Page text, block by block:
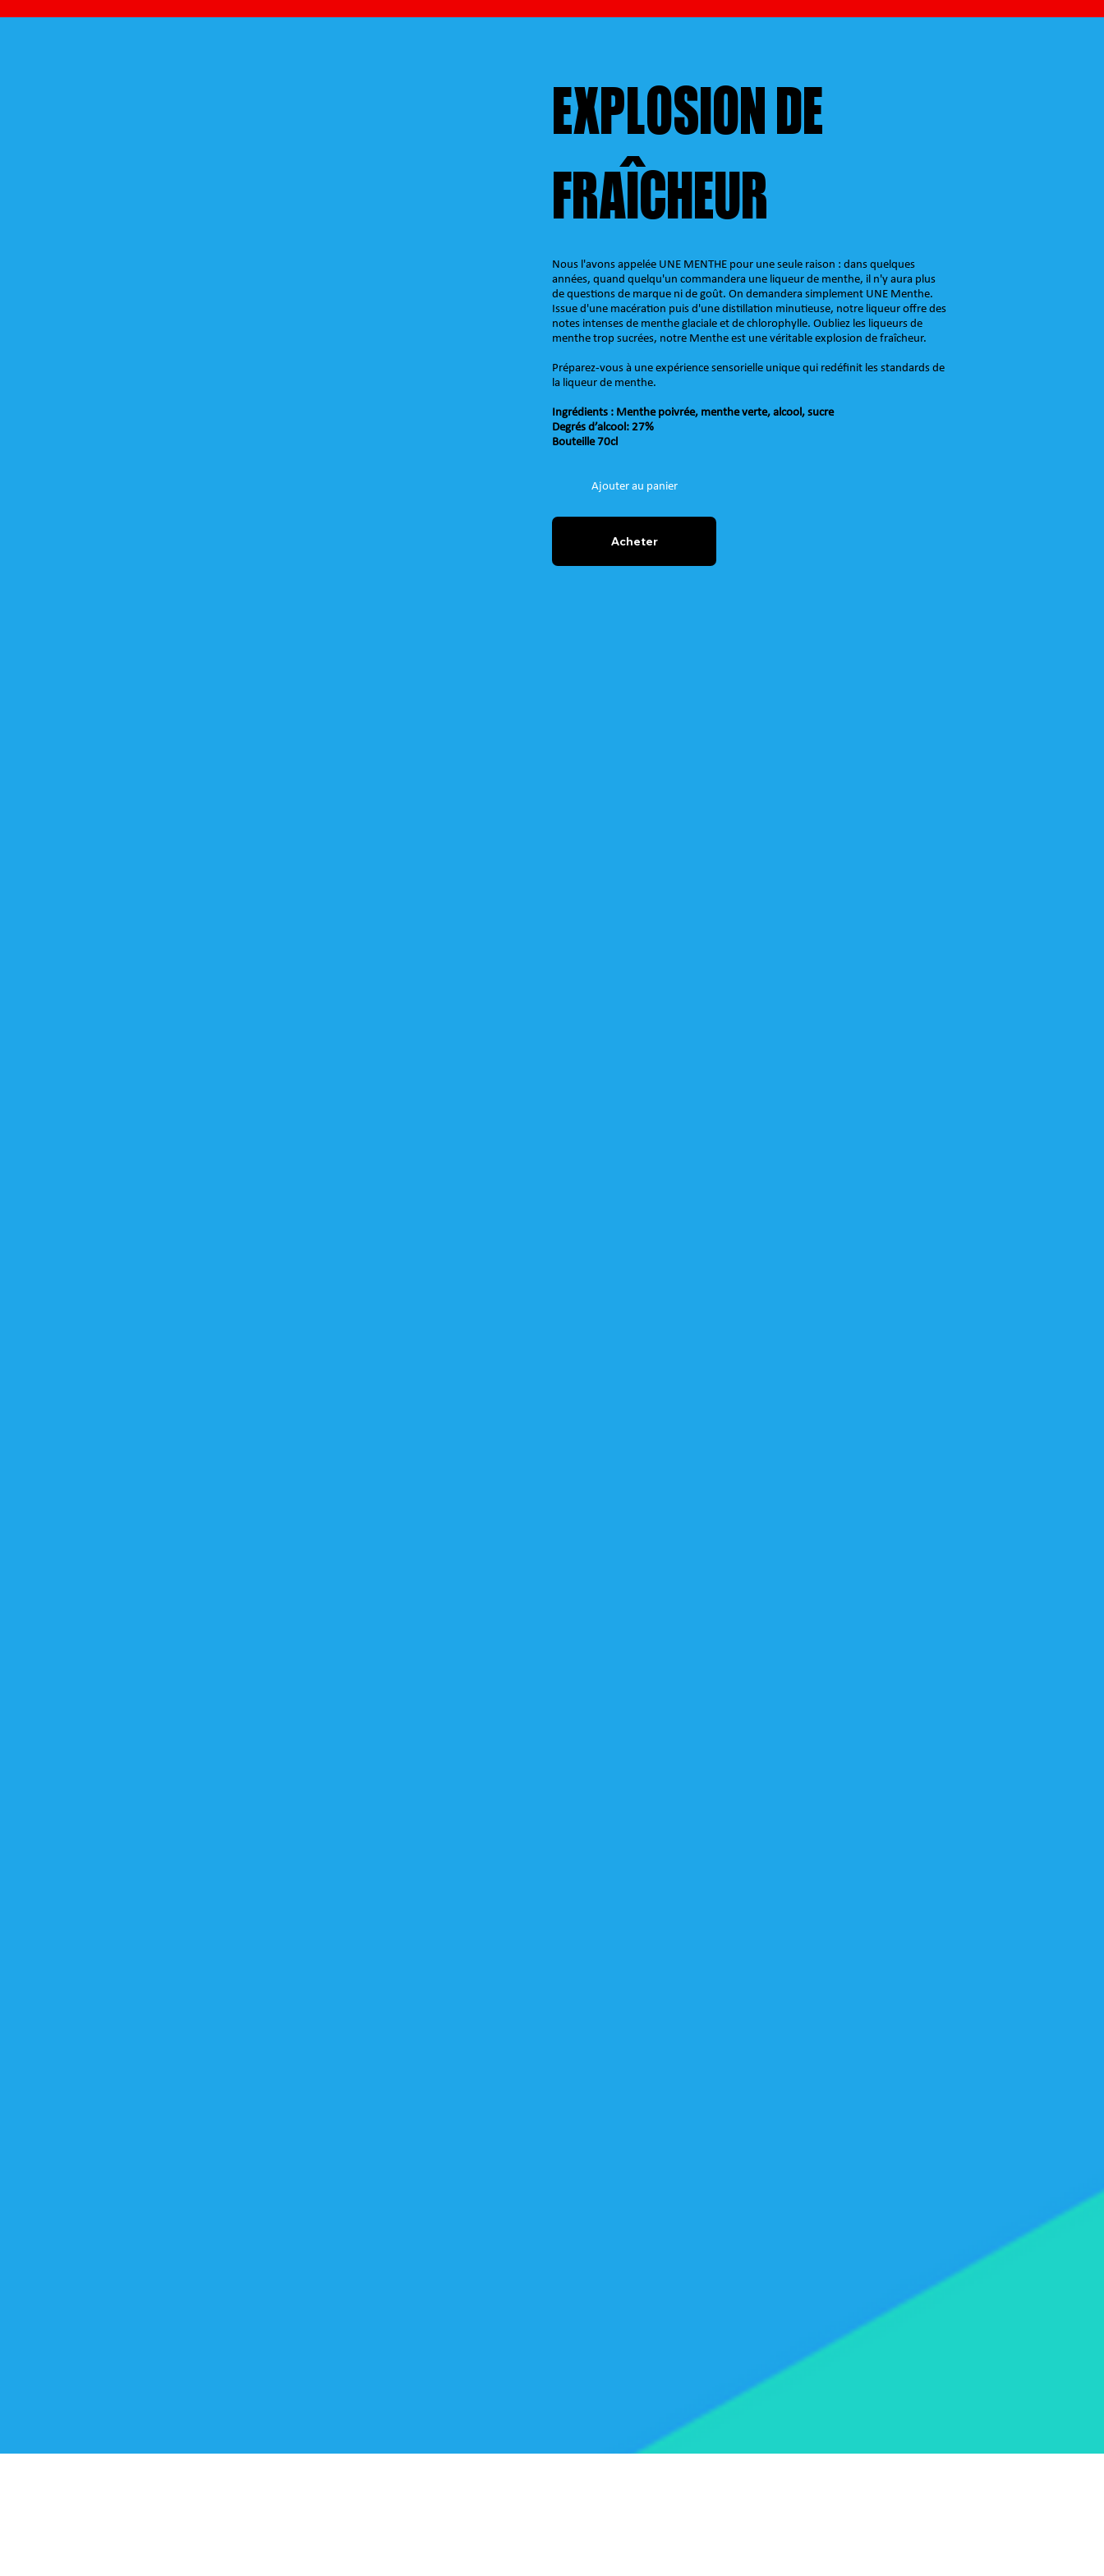
EXPLOSION DE
FRAÎCHEUR
Nous l'avons appelée UNE MENTHE pour une seule raison : dans quelques
années, quand quelqu'un commandera une liqueur de menthe, il n'y aura plus
de questions de marque ni de goût. On demandera simplement UNE Menthe.
Issue d'une macération puis d'une distillation minutieuse, notre liqueur offre des
notes intenses de menthe glaciale et de chlorophylle. Oubliez les liqueurs de
menthe trop sucrées, notre Menthe est une véritable explosion de fraîcheur.
Préparez-vous à une expérience sensorielle unique qui redéfinit les standards de
la liqueur de menthe.
Ingrédients : Menthe poivrée, menthe verte, alcool, sucre
Degrés d’alcool: 27%
Bouteille 70cl
Ajouter au panier
Acheter